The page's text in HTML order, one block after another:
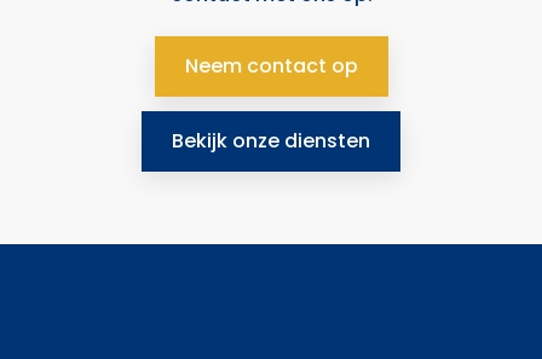
Neem contact op
Bekijk onze diensten